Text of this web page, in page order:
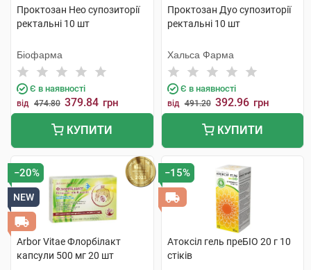
Проктозан Нео супозиторії
ректальні 10 шт
Біофарма
Є в наявності
від 474.80 379.84 грн
КУПИТИ
Проктозан Дуо супозиторії
ректальні 10 шт
Хальса Фарма
Є в наявності
від 491.20 392.96 грн
КУПИТИ
−20%
NEW
Arbor Vitae Флорбілакт
капсули 500 мг 20 шт
−15%
Атоксіл гель преБІО 20 г 10
стіків